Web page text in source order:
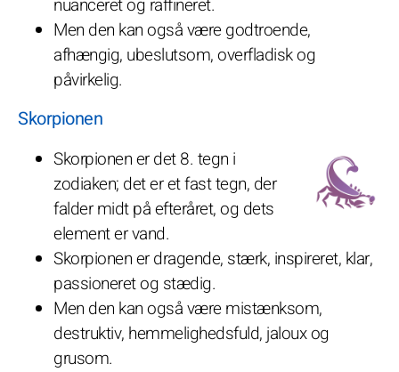
nuanceret og raffineret.
Men den kan også være godtroende,
afhængig, ubeslutsom, overfladisk og
påvirkelig.
Skorpionen
Skorpionen er det 8. tegn i
zodiaken; det er et fast tegn, der
falder midt på efteråret, og dets
element er vand.
Skorpionen er dragende, stærk, inspireret, klar,
passioneret og stædig.
Men den kan også være mistænksom,
destruktiv, hemmelighedsfuld, jaloux og
grusom.